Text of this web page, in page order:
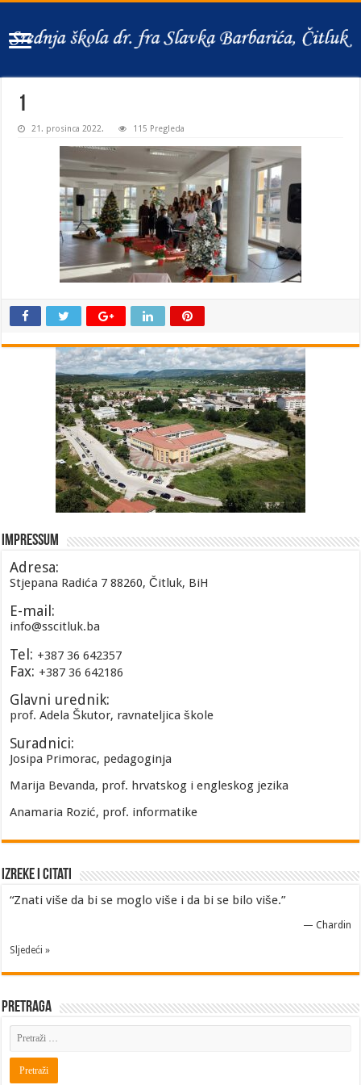
1
21. prosinca 2022. 115 Pregleda
Impressum
Adresa:
Stjepana Radića 7 88260, Čitluk, BiH
E-mail:
info@sscitluk.ba
Tel: +387 36 642357
Fax: +387 36 642186
Glavni urednik:
prof. Adela Škutor, ravnateljica škole
Suradnici:
Josipa Primorac, pedagoginja
Marija Bevanda, prof. hrvatskog i engleskog jezika
Anamaria Rozić, prof. informatike
Izreke i Citati
“Znati više da bi se moglo više i da bi se bilo više.”
— Chardin
Sljedeći »
Pretraga